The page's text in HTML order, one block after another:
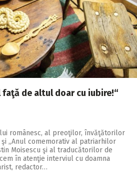
de altul doar cu iubire!“
românesc, al preoţilor, învăţătorilor
„Anul comemorativ al patriarhilor
Moisescu şi al traducătorilor de
în atenţie interviul cu doamna
redactor…